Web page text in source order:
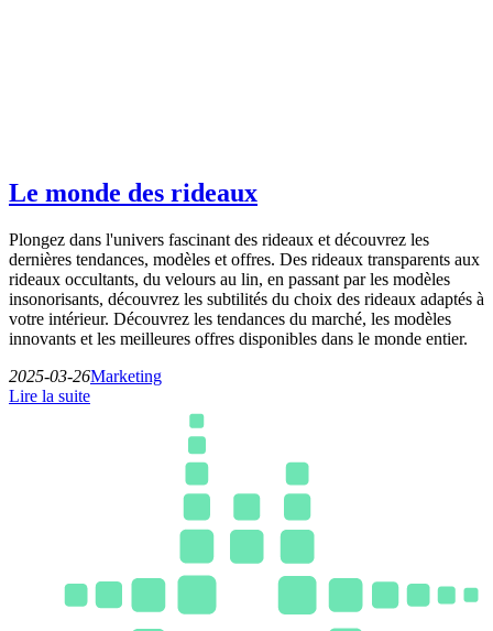
Le monde des rideaux
Plongez dans l'univers fascinant des rideaux et découvrez les
dernières tendances, modèles et offres. Des rideaux transparents aux
rideaux occultants, du velours au lin, en passant par les modèles
insonorisants, découvrez les subtilités du choix des rideaux adaptés à
votre intérieur. Découvrez les tendances du marché, les modèles
innovants et les meilleures offres disponibles dans le monde entier.
2025-03-26Marketing
Lire la suite